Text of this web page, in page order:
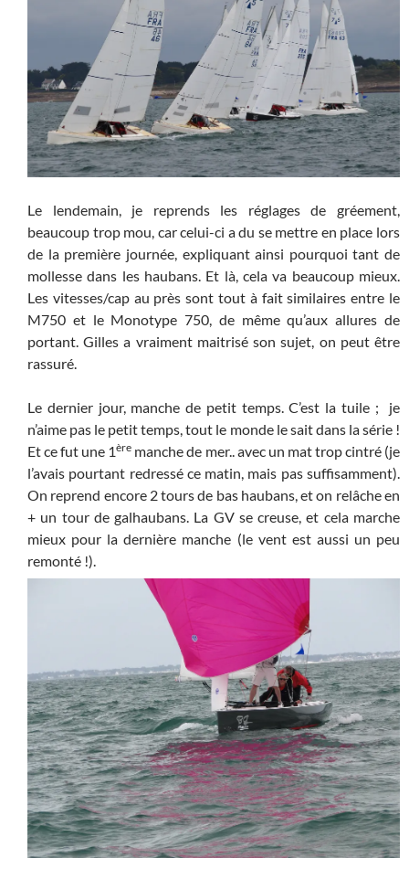
Le lendemain, je reprends les réglages de gréement,
beaucoup trop mou, car celui-ci a du se mettre en place lors
de la première journée, expliquant ainsi pourquoi tant de
mollesse dans les haubans. Et là, cela va beaucoup mieux.
Les vitesses/cap au près sont tout à fait similaires entre le
M750 et le Monotype 750, de même qu’aux allures de
portant. Gilles a vraiment maitrisé son sujet, on peut être
rassuré.
Le dernier jour, manche de petit temps. C’est la tuile ; je
n’aime pas le petit temps, tout le monde le sait dans la série !
Et ce fut une 1ère manche de mer.. avec un mat trop cintré (je
l’avais pourtant redressé ce matin, mais pas suffisamment).
On reprend encore 2 tours de bas haubans, et on relâche en
+ un tour de galhaubans. La GV se creuse, et cela marche
mieux pour la dernière manche (le vent est aussi un peu
remonté !).